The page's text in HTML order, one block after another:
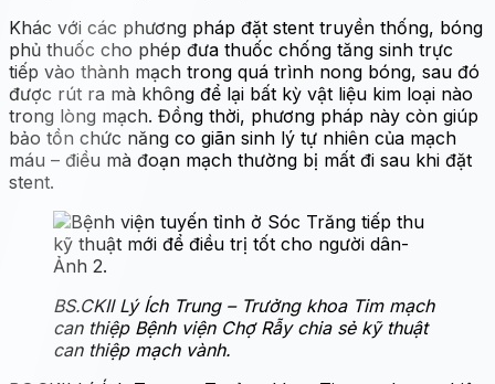
Khác với các phương pháp đặt stent truyền thống, bóng
phủ thuốc cho phép đưa thuốc chống tăng sinh trực
tiếp vào thành mạch trong quá trình nong bóng, sau đó
được rút ra mà không để lại bất kỳ vật liệu kim loại nào
trong lòng mạch. Đồng thời, phương pháp này còn giúp
bảo tồn chức năng co giãn sinh lý tự nhiên của mạch
máu – điều mà đoạn mạch thường bị mất đi sau khi đặt
stent.
BS.CKII Lý Ích Trung – Trưởng khoa Tim mạch
can thiệp Bệnh viện Chợ Rẫy chia sẻ kỹ thuật
can thiệp mạch vành.